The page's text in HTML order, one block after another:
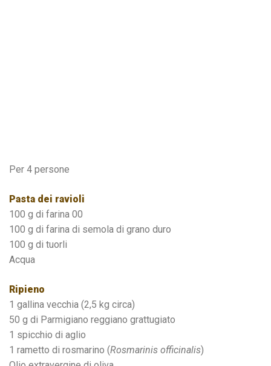
Per 4 persone
Pasta dei ravioli
100 g di farina 00
100 g di farina di semola di grano duro
100 g di tuorli
Acqua
Ripieno
1 gallina vecchia (2,5 kg circa)
50 g di Parmigiano reggiano grattugiato
1 spicchio di aglio
1 rametto di rosmarino (Rosmarinis officinalis)